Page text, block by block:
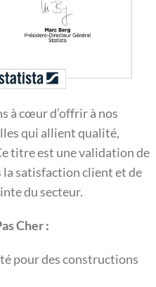
à cœur d’offrir à nos
qui allient qualité,
titre est une validation de
satisfaction client et de
du secteur.
Cher :
pour des constructions